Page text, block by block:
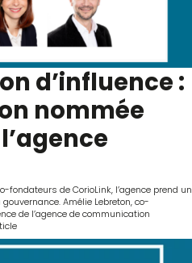
d’influence :
nommée
de CorioLink, l’agence prend un
Amélie Lebreton, co-
de l’agence de communication